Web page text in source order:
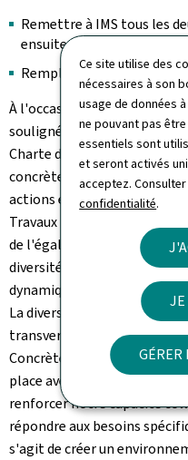
Ce site utilise des
nécessaires à son
usage de données
ne pouvant pas
essentiels sont
et seront activés
acceptez.
confidentialité.
JE
GÉRER
Remettre à IMS tous les
ensuite publiée sur le site
Remplir le baromètre de
À l'occasion de cette
souligné l'importance de
Charte de la diversité
concrètement et
actions et des politiques du
Travaux publics. En tant
de l'égalité et de la
diversité, il m'importe
dynamique dans
La diversité n'est pas une
transversal qui doit irriguer
Concrètement, à travers
place avec le soutien de la
renforcer notre capacité
répondre aux besoins
s'agit de créer un